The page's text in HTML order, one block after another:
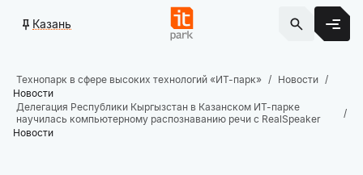
Казань
Технопарк в сфере высоких технологий «ИТ-парк»
Новости
Новости
Делегация Республики Кыргызстан в Казанском ИТ-парке
научилась компьютерному распознаванию речи с RealSpeaker
Новости